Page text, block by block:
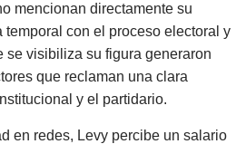
mencionan directamente su
con el proceso electoral y
se visibiliza su figura generaron
que reclaman una clara
y el partidario.
en redes, Levy percibe un salario